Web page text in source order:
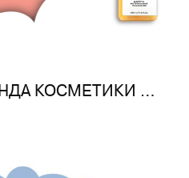
626
АНИМАЦИЯ ДЛЯ БРЕНДА КОСМЕТИКИ DOLCE MILK